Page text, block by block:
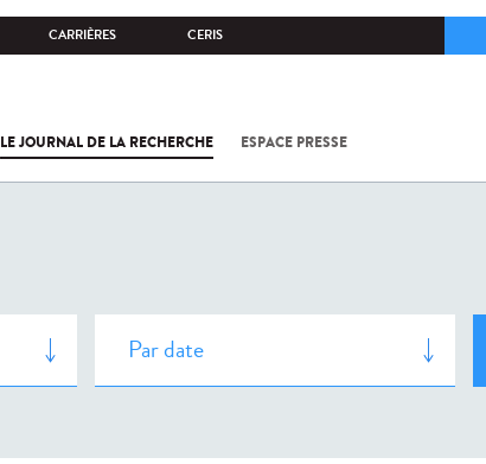
CARRIÈRES CERIS
LE JOURNAL DE LA RECHERCHE ESPACE PRESSE
COV-2 /